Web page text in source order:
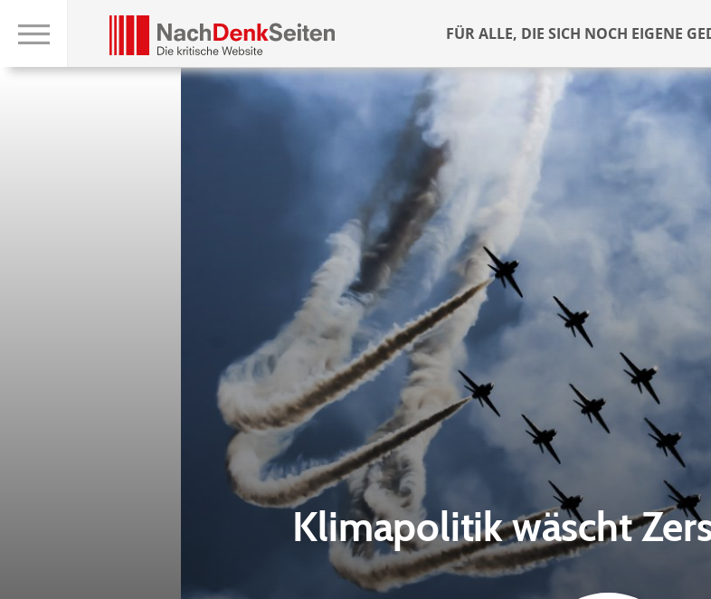
FÜR ALLE, DIE SICH NOCH EIGENE
Klimapolitik wäscht